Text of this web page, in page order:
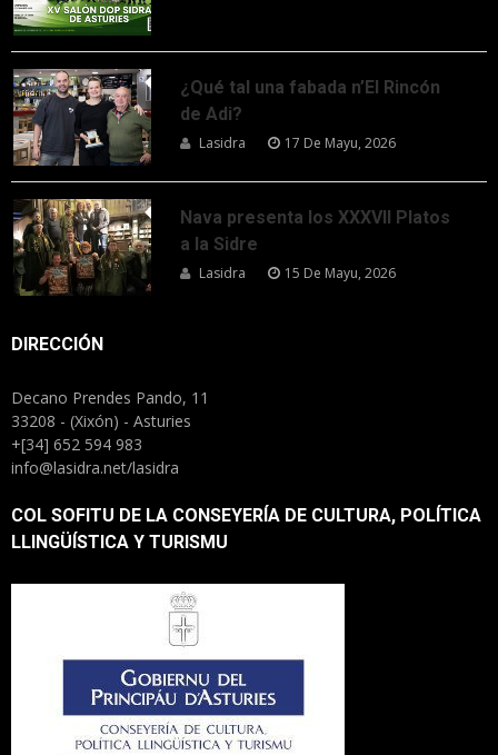
¿Qué tal una fabada n’El Rincón
de Adi?
Lasidra 17 De Mayu, 2026
Nava presenta los XXXVII Platos
a la Sidre
Lasidra 15 De Mayu, 2026
DIRECCIÓN
Decano Prendes Pando, 11
33208 - (Xixón) - Asturies
+[34] 652 594 983
info@lasidra.net/lasidra
COL SOFITU DE LA CONSEYERÍA DE CULTURA, POLÍTICA
LLINGÜÍSTICA Y TURISMU